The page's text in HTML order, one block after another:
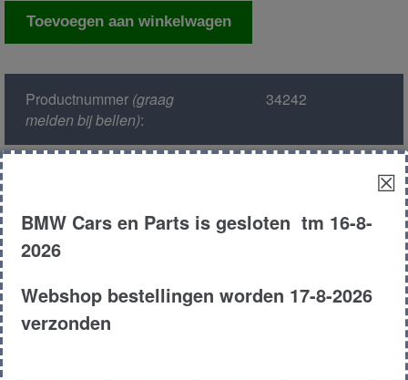
Differentieel
Toevoegen aan winkelwagen
Productnummer(graag
melden bij bellen):
34242
Kleur :
324 - Oxfordgr?n
Carroserie : Sedan
☒
BMW Cars en Parts is gesloten tm 16-8-
2026
Webshop bestellingen worden 17-8-2026
verzonden